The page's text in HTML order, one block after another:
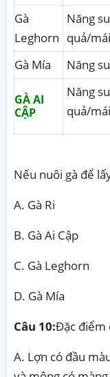
Gà
Leghorn
Năng
quả/
Gà Mía
Năng
GÀ AI
CẬP
Năng
quả/
Nếu nuôi gà để
A. Gà Ri
B. Gà Ai Cập
C. Gà Leghorn
D. Gà Mía
Câu 10:Đặc điểm
A. Lợn có đầu